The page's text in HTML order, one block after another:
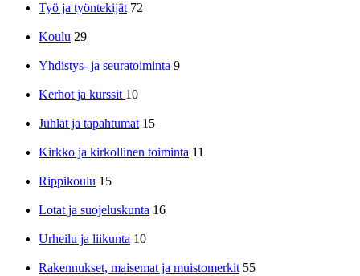
Työ ja työntekijät 72
Koulu 29
Yhdistys- ja seuratoiminta 9
Kerhot ja kurssit 10
Juhlat ja tapahtumat 15
Kirkko ja kirkollinen toiminta 11
Rippikoulu 15
Lotat ja suojeluskunta 16
Urheilu ja liikunta 10
Rakennukset, maisemat ja muistomerkit 55